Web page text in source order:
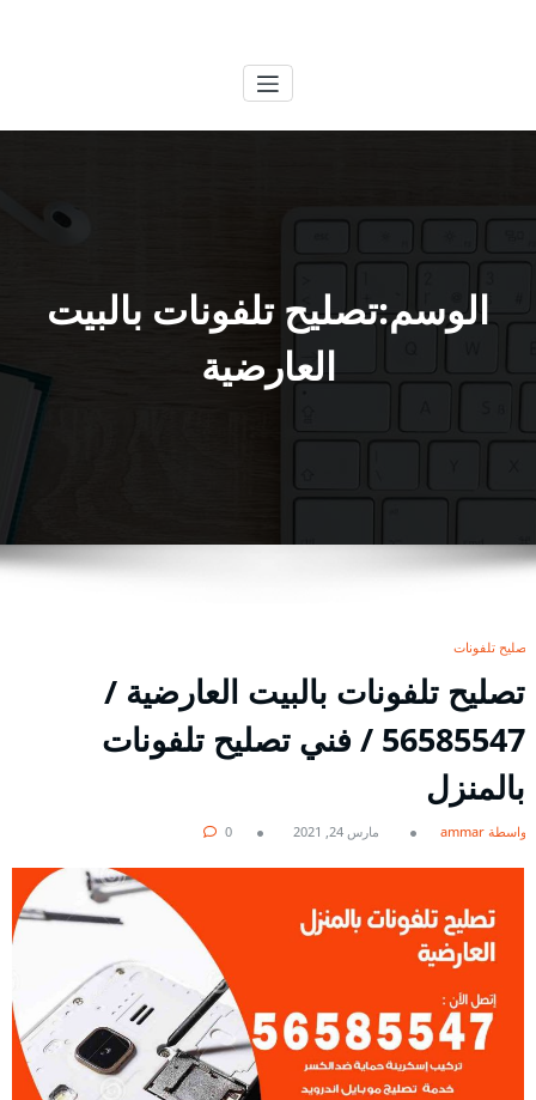
الوسم:تصليح تلفونات بالبيت
العارضية
تصليح تلفونات
تصليح تلفونات بالبيت العارضية /
56585547 / فني تصليح تلفونات
بالمنزل
بواسطة ammar مارس 24, 2021 0